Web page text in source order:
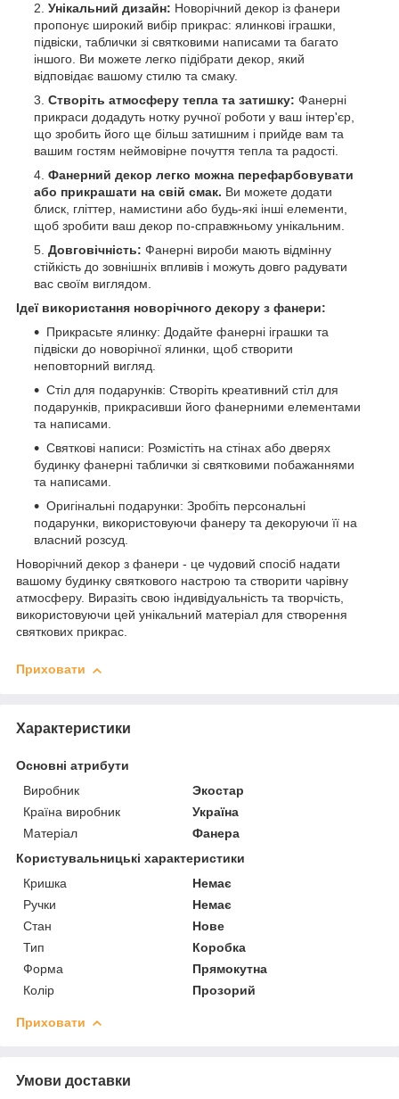
Унікальний дизайн: Новорічний декор із фанери
пропонує широкий вибір прикрас: ялинкові іграшки,
підвіски, таблички зі святковими написами та багато
іншого. Ви можете легко підібрати декор, який
відповідає вашому стилю та смаку.
Створіть атмосферу тепла та затишку: Фанерні
прикраси додадуть нотку ручної роботи у ваш інтер'єр,
що зробить його ще більш затишним і прийде вам та
вашим гостям неймовірне почуття тепла та радості.
Фанерний декор легко можна перефарбовувати
або прикрашати на свій смак. Ви можете додати
блиск, гліттер, намистини або будь-які інші елементи,
щоб зробити ваш декор по-справжньому унікальним.
Довговічність: Фанерні вироби мають відмінну
стійкість до зовнішніх впливів і можуть довго радувати
вас своїм виглядом.
Ідеї використання новорічного декору з фанери:
Прикрасьте ялинку: Додайте фанерні іграшки та
підвіски до новорічної ялинки, щоб створити
неповторний вигляд.
Стіл для подарунків: Створіть креативний стіл для
подарунків, прикрасивши його фанерними елементами
та написами.
Святкові написи: Розмістіть на стінах або дверях
будинку фанерні таблички зі святковими побажаннями
та написами.
Оригінальні подарунки: Зробіть персональні
подарунки, використовуючи фанеру та декоруючи її на
власний розсуд.
Новорічний декор з фанери - це чудовий спосіб надати
вашому будинку святкового настрою та створити чарівну
атмосферу. Виразіть свою індивідуальність та творчість,
використовуючи цей унікальний матеріал для створення
святкових прикрас.
Приховати
Характеристики
Основні атрибути
Виробник
Экостар
Країна виробник
Україна
Матеріал
Фанера
Користувальницькі характеристики
Кришка
Немає
Ручки
Немає
Стан
Нове
Тип
Коробка
Форма
Прямокутна
Колір
Прозорий
Приховати
Умови доставки